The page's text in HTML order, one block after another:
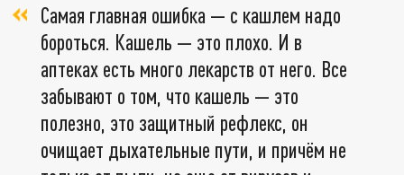
Самая главная ошибка — с кашлем надо
бороться. Кашель — это плохо. И в
аптеках есть много лекарств от него. Все
забывают о том, что кашель — это
полезно, это защитный рефлекс, он
очищает дыхательные пути, и причём не